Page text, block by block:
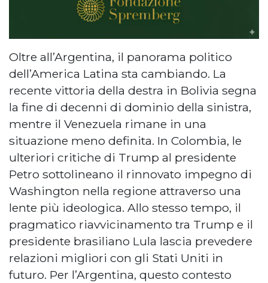
Oltre all’Argentina, il panorama politico
dell’America Latina sta cambiando. La
recente vittoria della destra in Bolivia segna
la fine di decenni di dominio della sinistra,
mentre il Venezuela rimane in una
situazione meno definita. In Colombia, le
ulteriori critiche di Trump al presidente
Petro sottolineano il rinnovato impegno di
Washington nella regione attraverso una
lente più ideologica. Allo stesso tempo, il
pragmatico riavvicinamento tra Trump e il
presidente brasiliano Lula lascia prevedere
relazioni migliori con gli Stati Uniti in
futuro. Per l’Argentina, questo contesto